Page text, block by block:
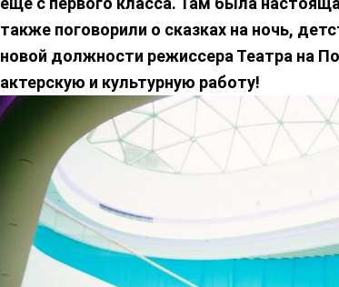
также поговорили о сказках на ночь,
новой должности режиссера Театра на
актерскую и культурную работу!